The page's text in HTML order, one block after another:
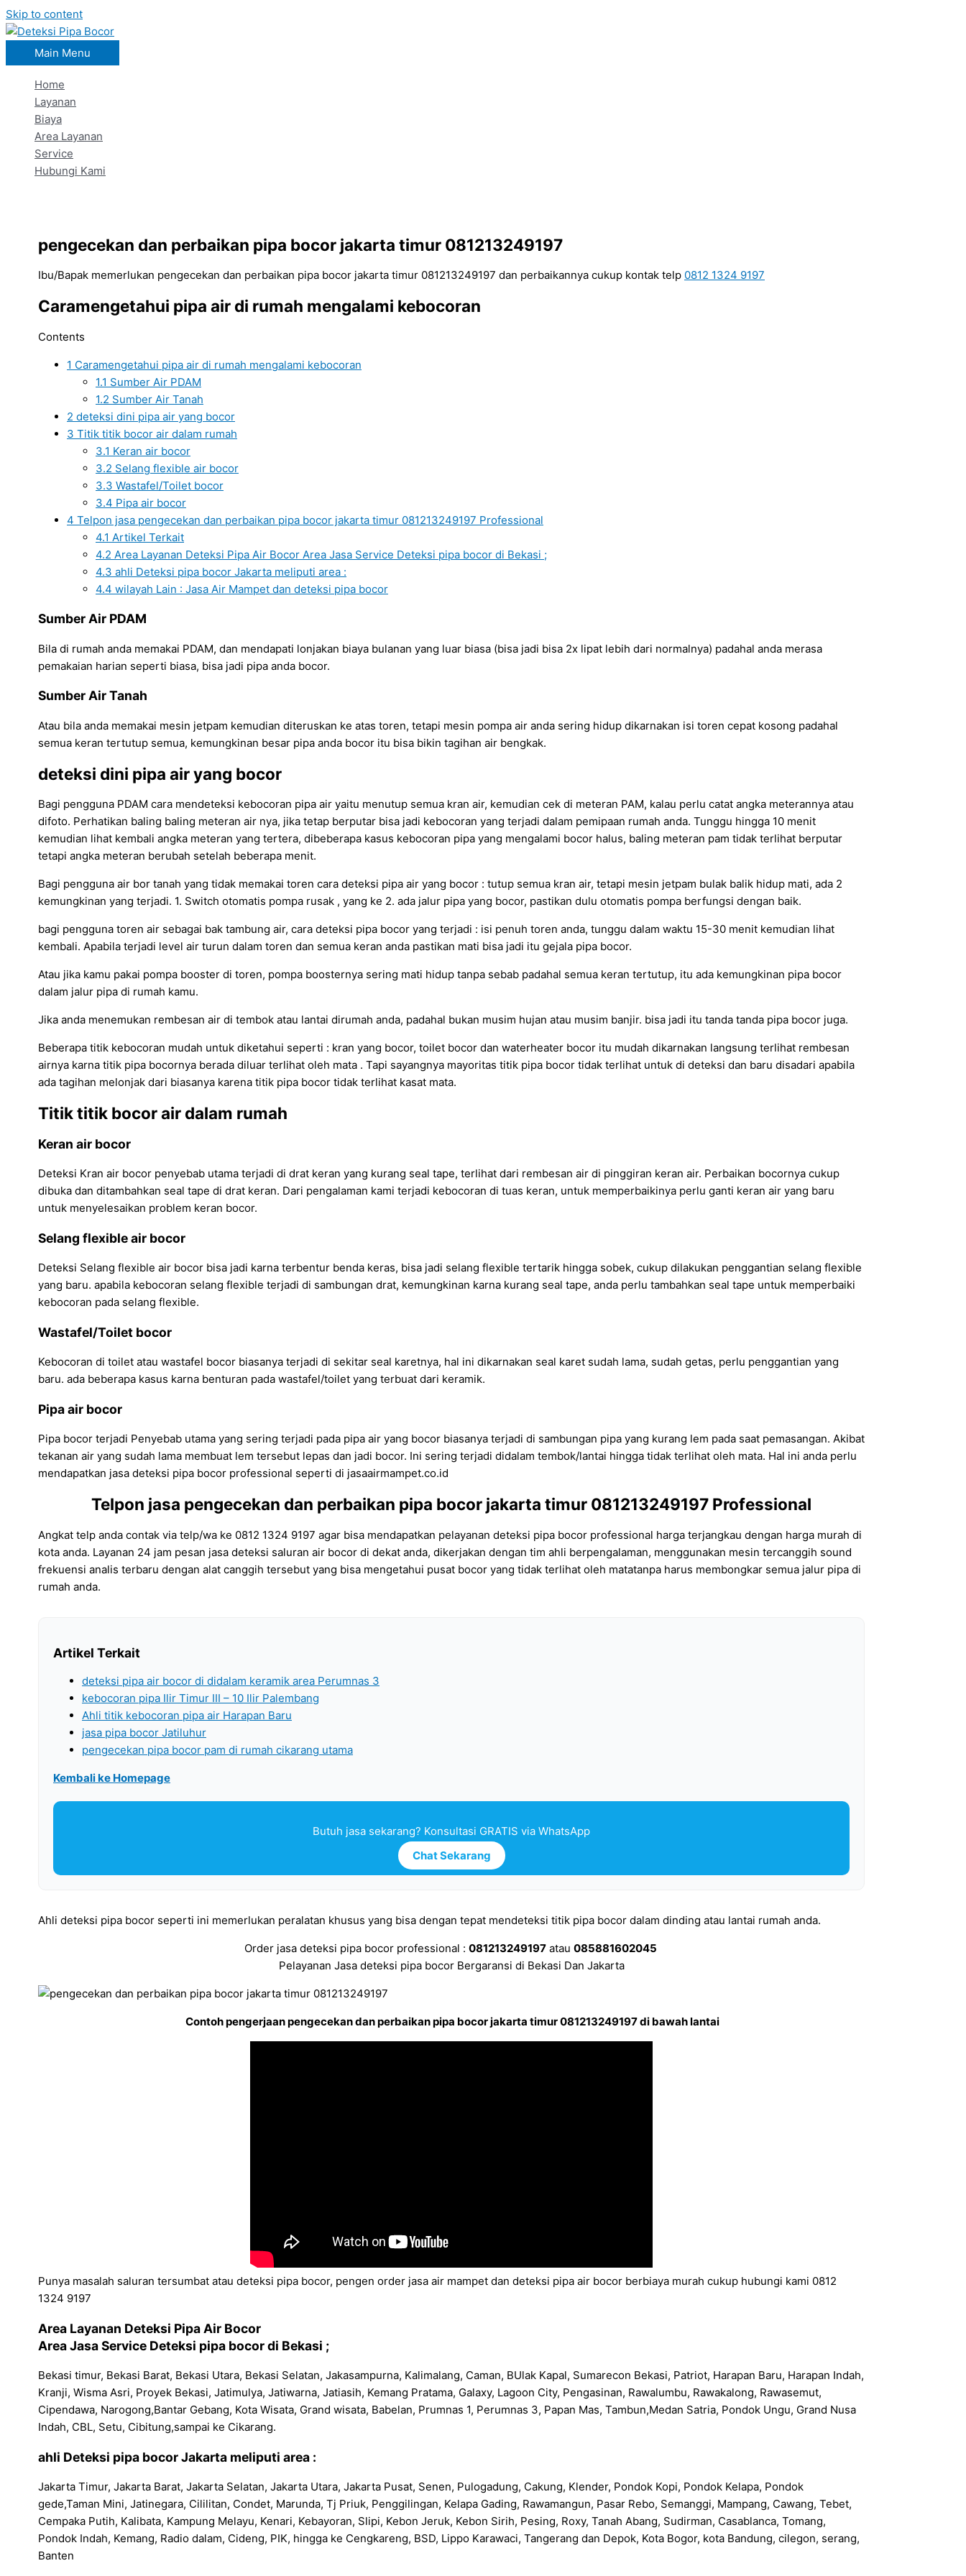
Skip to content
Main Menu
Home
Layanan
Biaya
Area Layanan
Service
Hubungi Kami
pengecekan dan perbaikan pipa bocor jakarta timur 081213249197
Ibu/Bapak memerlukan pengecekan dan perbaikan pipa bocor jakarta timur 081213249197 dan perbaikannya cukup kontak telp 0812 1324 9197
Caramengetahui pipa air di rumah mengalami kebocoran
Contents
1 Caramengetahui pipa air di rumah mengalami kebocoran
1.1 Sumber Air PDAM
1.2 Sumber Air Tanah
2 deteksi dini pipa air yang bocor
3 Titik titik bocor air dalam rumah
3.1 Keran air bocor
3.2 Selang flexible air bocor
3.3 Wastafel/Toilet bocor
3.4 Pipa air bocor
4 Telpon jasa pengecekan dan perbaikan pipa bocor jakarta timur 081213249197 Professional
4.1 Artikel Terkait
4.2 Area Layanan Deteksi Pipa Air Bocor Area Jasa Service Deteksi pipa bocor di Bekasi ;
4.3 ahli Deteksi pipa bocor Jakarta meliputi area :
4.4 wilayah Lain : Jasa Air Mampet dan deteksi pipa bocor
Sumber Air PDAM
Bila di rumah anda memakai PDAM, dan mendapati lonjakan biaya bulanan yang luar biasa (bisa jadi bisa 2x lipat lebih dari normalnya) padahal anda merasa
pemakaian harian seperti biasa, bisa jadi pipa anda bocor.
Sumber Air Tanah
Atau bila anda memakai mesin jetpam kemudian diteruskan ke atas toren, tetapi mesin pompa air anda sering hidup dikarnakan isi toren cepat kosong padahal
semua keran tertutup semua, kemungkinan besar pipa anda bocor itu bisa bikin tagihan air bengkak.
deteksi dini pipa air yang bocor
Bagi pengguna PDAM cara mendeteksi kebocoran pipa air yaitu menutup semua kran air, kemudian cek di meteran PAM, kalau perlu catat angka meterannya atau
difoto. Perhatikan baling baling meteran air nya, jika tetap berputar bisa jadi kebocoran yang terjadi dalam pemipaan rumah anda. Tunggu hingga 10 menit
kemudian lihat kembali angka meteran yang tertera, dibeberapa kasus kebocoran pipa yang mengalami bocor halus, baling meteran pam tidak terlihat berputar
tetapi angka meteran berubah setelah beberapa menit.
Bagi pengguna air bor tanah yang tidak memakai toren cara deteksi pipa air yang bocor : tutup semua kran air, tetapi mesin jetpam bulak balik hidup mati, ada 2
kemungkinan yang terjadi. 1. Switch otomatis pompa rusak , yang ke 2. ada jalur pipa yang bocor, pastikan dulu otomatis pompa berfungsi dengan baik.
bagi pengguna toren air sebagai bak tambung air, cara deteksi pipa bocor yang terjadi : isi penuh toren anda, tunggu dalam waktu 15-30 menit kemudian lihat
kembali. Apabila terjadi level air turun dalam toren dan semua keran anda pastikan mati bisa jadi itu gejala pipa bocor.
Atau jika kamu pakai pompa booster di toren, pompa boosternya sering mati hidup tanpa sebab padahal semua keran tertutup, itu ada kemungkinan pipa bocor
dalam jalur pipa di rumah kamu.
Jika anda menemukan rembesan air di tembok atau lantai dirumah anda, padahal bukan musim hujan atau musim banjir. bisa jadi itu tanda tanda pipa bocor juga.
Beberapa titik kebocoran mudah untuk diketahui seperti : kran yang bocor, toilet bocor dan waterheater bocor itu mudah dikarnakan langsung terlihat rembesan
airnya karna titik pipa bocornya berada diluar terlihat oleh mata . Tapi sayangnya mayoritas titik pipa bocor tidak terlihat untuk di deteksi dan baru disadari apabila
ada tagihan melonjak dari biasanya karena titik pipa bocor tidak terlihat kasat mata.
Titik titik bocor air dalam rumah
Keran air bocor
Deteksi Kran air bocor penyebab utama terjadi di drat keran yang kurang seal tape, terlihat dari rembesan air di pinggiran keran air. Perbaikan bocornya cukup
dibuka dan ditambahkan seal tape di drat keran. Dari pengalaman kami terjadi kebocoran di tuas keran, untuk memperbaikinya perlu ganti keran air yang baru
untuk menyelesaikan problem keran bocor.
Selang flexible air bocor
Deteksi Selang flexible air bocor bisa jadi karna terbentur benda keras, bisa jadi selang flexible tertarik hingga sobek, cukup dilakukan penggantian selang flexible
yang baru. apabila kebocoran selang flexible terjadi di sambungan drat, kemungkinan karna kurang seal tape, anda perlu tambahkan seal tape untuk memperbaiki
kebocoran pada selang flexible.
Wastafel/Toilet bocor
Kebocoran di toilet atau wastafel bocor biasanya terjadi di sekitar seal karetnya, hal ini dikarnakan seal karet sudah lama, sudah getas, perlu penggantian yang
baru. ada beberapa kasus karna benturan pada wastafel/toilet yang terbuat dari keramik.
Pipa air bocor
Pipa bocor terjadi Penyebab utama yang sering terjadi pada pipa air yang bocor biasanya terjadi di sambungan pipa yang kurang lem pada saat pemasangan. Akibat
tekanan air yang sudah lama membuat lem tersebut lepas dan jadi bocor. Ini sering terjadi didalam tembok/lantai hingga tidak terlihat oleh mata. Hal ini anda perlu
mendapatkan jasa deteksi pipa bocor professional seperti di jasaairmampet.co.id
Telpon jasa pengecekan dan perbaikan pipa bocor jakarta timur 081213249197 Professional
Angkat telp anda contak via telp/wa ke 0812 1324 9197 agar bisa mendapatkan pelayanan deteksi pipa bocor professional harga terjangkau dengan harga murah di
kota anda. Layanan 24 jam pesan jasa deteksi saluran air bocor di dekat anda, dikerjakan dengan tim ahli berpengalaman, menggunakan mesin tercanggih sound
frekuensi analis terbaru dengan alat canggih tersebut yang bisa mengetahui pusat bocor yang tidak terlihat oleh matatanpa harus membongkar semua jalur pipa di
rumah anda.
Artikel Terkait
deteksi pipa air bocor di didalam keramik area Perumnas 3
kebocoran pipa Ilir Timur III – 10 Ilir Palembang
Ahli titik kebocoran pipa air Harapan Baru
jasa pipa bocor Jatiluhur
pengecekan pipa bocor pam di rumah cikarang utama
Kembali ke Homepage
Butuh jasa sekarang? Konsultasi GRATIS via WhatsApp
Chat Sekarang
Ahli deteksi pipa bocor seperti ini memerlukan peralatan khusus yang bisa dengan tepat mendeteksi titik pipa bocor dalam dinding atau lantai rumah anda.
Order jasa deteksi pipa bocor professional : 081213249197atau 085881602045
Pelayanan Jasa deteksi pipa bocor Bergaransi di Bekasi Dan Jakarta
Contoh pengerjaan pengecekan dan perbaikan pipa bocor jakarta timur 081213249197 di bawah lantai
Punya masalah saluran tersumbat atau deteksi pipa bocor, pengen order jasa air mampet dan deteksi pipa air bocor berbiaya murah cukup hubungi kami 0812
1324 9197
Area Layanan Deteksi Pipa Air Bocor
Area Jasa Service Deteksi pipa bocor di Bekasi ;
Bekasi timur, Bekasi Barat, Bekasi Utara, Bekasi Selatan, Jakasampurna, Kalimalang, Caman, BUlak Kapal, Sumarecon Bekasi, Patriot, Harapan Baru, Harapan Indah,
Kranji, Wisma Asri, Proyek Bekasi, Jatimulya, Jatiwarna, Jatiasih, Kemang Pratama, Galaxy, Lagoon City, Pengasinan, Rawalumbu, Rawakalong, Rawasemut,
Cipendawa, Narogong,Bantar Gebang, Kota Wisata, Grand wisata, Babelan, Prumnas 1, Perumnas 3, Papan Mas, Tambun,Medan Satria, Pondok Ungu, Grand Nusa
Indah, CBL, Setu, Cibitung,sampai ke Cikarang.
ahli Deteksi pipa bocor Jakarta meliputi area :
Jakarta Timur, Jakarta Barat, Jakarta Selatan, Jakarta Utara, Jakarta Pusat, Senen, Pulogadung, Cakung, Klender, Pondok Kopi, Pondok Kelapa, Pondok
gede,Taman Mini, Jatinegara, Cililitan, Condet, Marunda, Tj Priuk, Penggilingan, Kelapa Gading, Rawamangun, Pasar Rebo, Semanggi, Mampang, Cawang, Tebet,
Cempaka Putih, Kalibata, Kampung Melayu, Kenari, Kebayoran, Slipi, Kebon Jeruk, Kebon Sirih, Pesing, Roxy, Tanah Abang, Sudirman, Casablanca, Tomang,
Pondok Indah, Kemang, Radio dalam, Cideng, PIK, hingga ke Cengkareng, BSD, Lippo Karawaci, Tangerang dan Depok, Kota Bogor, kota Bandung, cilegon, serang,
Banten